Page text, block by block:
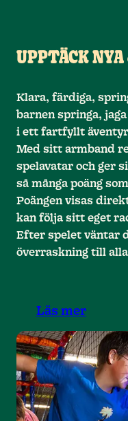
UPPTÄCK
Klara, färdiga,
barnen springa,
i ett fartfyllt
Med sitt armband
spelavatar och ger
så många poäng
Poängen visas
kan följa sitt eget
Efter spelet väntar
överraskning till
Läs mer